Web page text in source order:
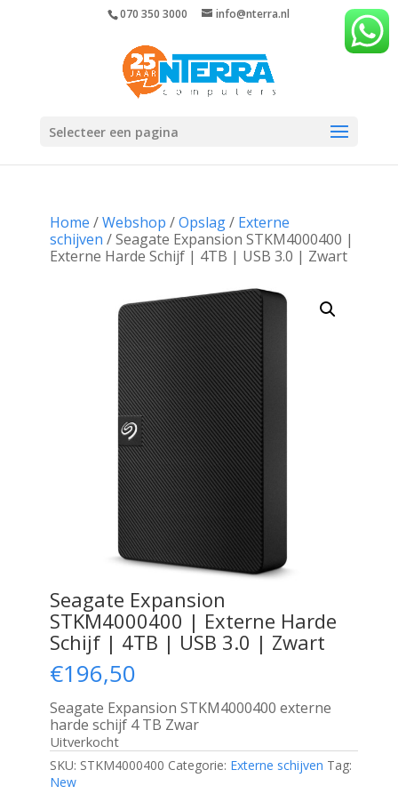
070 350 3000 info@nterra.nl
Selecteer een pagina
Home /Webshop /Opslag/ Externe
schijven / Seagate Expansion STKM4000400 |
Externe Harde Schijf | 4TB | USB 3.0 | Zwart
Seagate Expansion
STKM4000400 | Externe Harde
Schijf | 4TB | USB 3.0 | Zwart
€196,50
Seagate Expansion STKM4000400 externe
harde schijf 4 TB Zwar
Uitverkocht
SKU: STKM4000400 Categorie: Externe schijven Tag:
New